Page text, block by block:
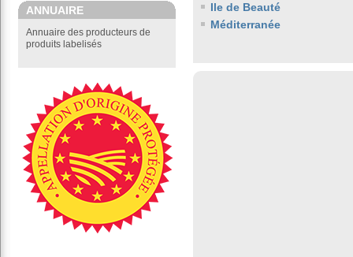
ANNUAIRE
Annuaire des producteurs de
produits labelisés
Ile de Beauté
Méditerranée